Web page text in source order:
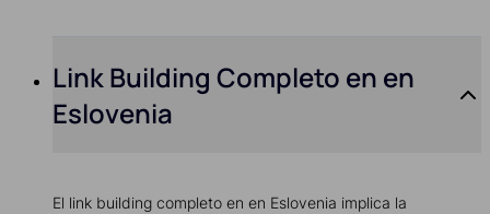
Link Building Completo en en
Eslovenia
El link building completo en en Eslovenia implica la